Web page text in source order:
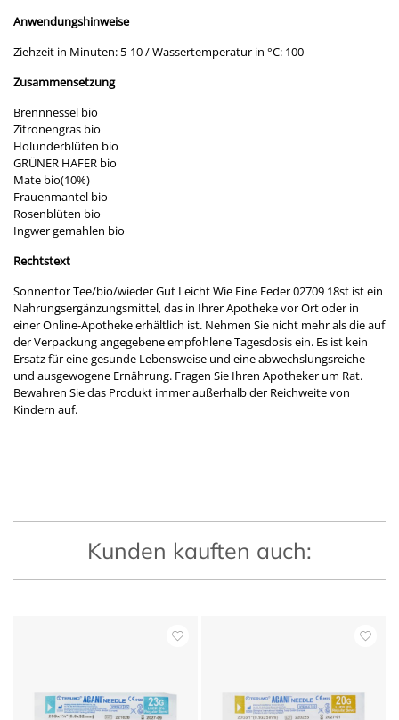
Anwendungshinweise
Ziehzeit in Minuten: 5-10 / Wassertemperatur in °C: 100
Zusammensetzung
Brennnessel bio
Zitronengras bio
Holunderblüten bio
GRÜNER HAFER bio
Mate bio(10%)
Frauenmantel bio
Rosenblüten bio
Ingwer gemahlen bio
Rechtstext
Sonnentor Tee/bio/wieder Gut Leicht Wie Eine Feder 02709 18st ist ein
Nahrungsergänzungsmittel, das in Ihrer Apotheke vor Ort oder in
einer Online-Apotheke erhältlich ist. Nehmen Sie nicht mehr als die auf
der Verpackung angegebene empfohlene Tagesdosis ein. Es ist kein
Ersatz für eine gesunde Lebensweise und eine abwechslungsreiche
und ausgewogene Ernährung. Fragen Sie Ihren Apotheker um Rat.
Bewahren Sie das Produkt immer außerhalb der Reichweite von
Kindern auf.
Kunden kauften auch: